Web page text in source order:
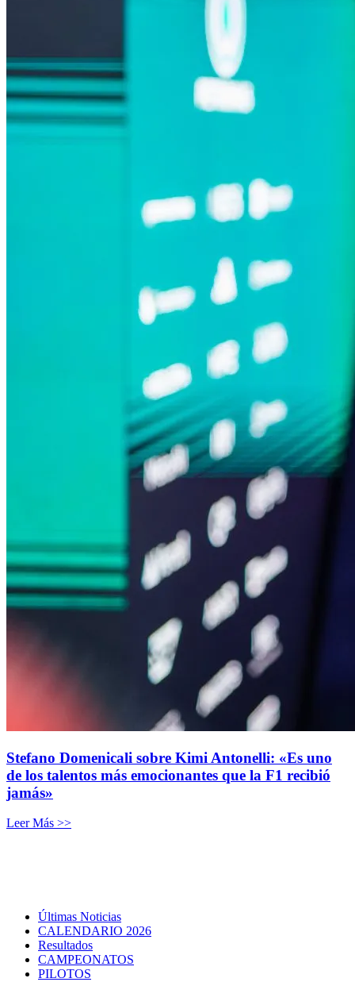
Stefano Domenicali sobre Kimi Antonelli: «Es uno
de los talentos más emocionantes que la F1 recibió
jamás»
Leer Más >>
Últimas Noticias
CALENDARIO 2026
Resultados
CAMPEONATOS
PILOTOS